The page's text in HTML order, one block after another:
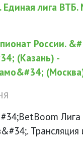
Единая лига ВТБ.
России.
(Казань) -
Лига